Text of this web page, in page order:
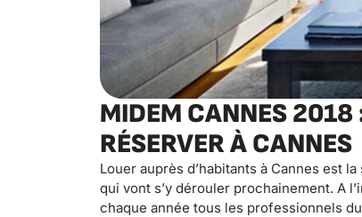
MIDEM CANNES 2018
RÉSERVER À CANNES
Louer auprès d’habitants à Cannes est
qui vont s’y dérouler prochainement. A
chaque année tous les professionnels